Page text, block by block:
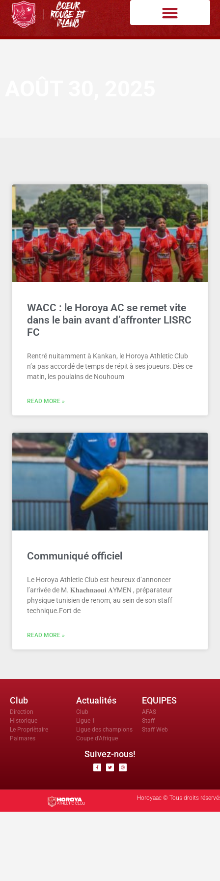
WACC : le Horoya AC se remet vite
dans le bain avant d’affronter LISRC
FC
Rentré nuitamment à Kankan, le Horoya Athletic Club
n’a pas accordé de temps de répit à ses joueurs. Dès ce
matin, les poulains de Nouhoum
READ MORE »
Communiqué officiel
Le Horoya Athletic Club est heureux d’annoncer
l’arrivée de M. 𝐊𝐡𝐚𝐜𝐡𝐧𝐚𝐨𝐮𝐢 𝐀YMEN , préparateur
physique tunisien de renom, au sein de son staff
technique.Fort de
READ MORE »
Club
Direction
Historique
Le Propriètaire
Palmares
Actualités
Club
Ligue 1
Ligue des champions
Coupe d'Afrique
EQUIPES
AFAS
Staff
Staff Web
Suivez-nous!
Horoyaac © Tous droits